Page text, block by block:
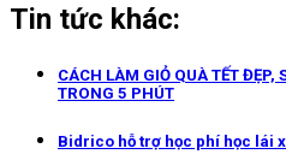
Tin tức khác:
CÁCH LÀM GIỎ QUÀ TẾT ĐẸP,
TRONG 5 PHÚT
Bidrico hỗ trợ học phí học lái